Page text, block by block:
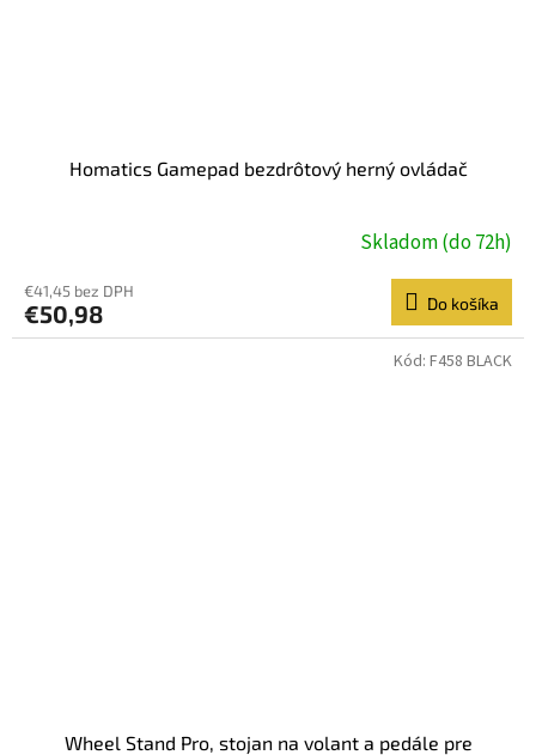
Homatics Gamepad bezdrôtový herný ovládač
Skladom (do 72h)
€41,45 bez DPH
€50,98 Do košíka
Wheel Stand Pro, stojan na volant a pedále pre
Kód: F458 BLACK